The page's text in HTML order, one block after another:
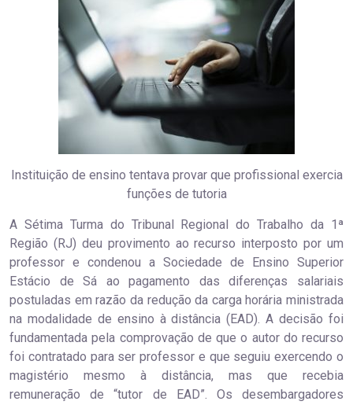
Instituição de ensino tentava provar que profissional exercia
funções de tutoria
A Sétima Turma do Tribunal Regional do Trabalho da 1ª
Região (RJ) deu provimento ao recurso interposto por um
professor e condenou a Sociedade de Ensino Superior
Estácio de Sá ao pagamento das diferenças salariais
postuladas em razão da redução da carga horária ministrada
na modalidade de ensino à distância (EAD). A decisão foi
fundamentada pela comprovação de que o autor do recurso
foi contratado para ser professor e que seguiu exercendo o
magistério mesmo à distância, mas que recebia
remuneração de “tutor de EAD”. Os desembargadores